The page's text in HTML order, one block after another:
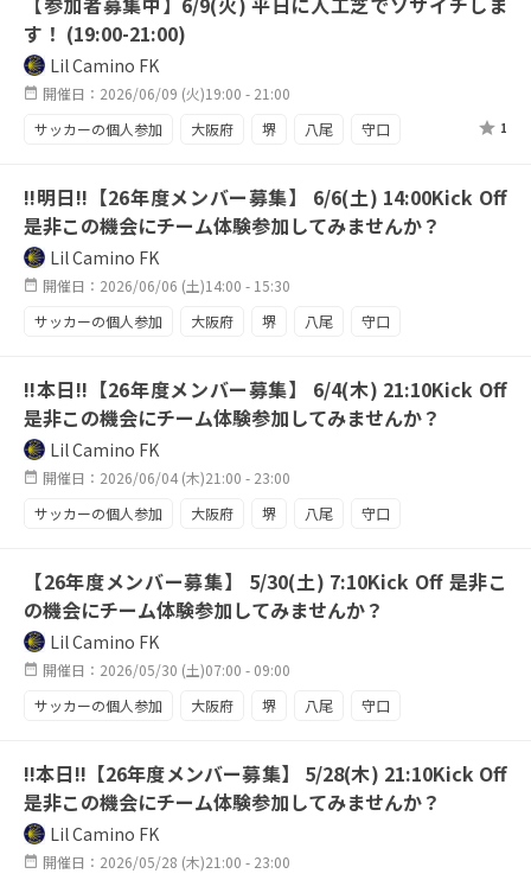
FW大募集 良質な人工芝
す！ (19:00-21:00)
Lil Camino FK
開催日：2026/06/09 (火)19:00 - 21:00
サッカーの個人参加
大阪府 堺 八尾
守口
平日からハードに
メンバー募集中
週四活動
ソサイチ
人工芝
スタジアム
鶴見緑地
1
!!明日!!【26年度メンバー募集】 6/6(土) 14:00Kick Off
是非この機会にチーム体験参加してみませんか？
Lil Camino FK
開催日：2026/06/06 (土)14:00 - 15:30
サッカーの個人参加
大阪府 堺 八尾
守口
ナイター練習
駅近 レギュラー奪取
チーム強化中
攻撃陣が欲しい
祝日もサッカー 来季に向けて
!!本日!!【26年度メンバー募集】 6/4(木) 21:10Kick Off
是非この機会にチーム体験参加してみませんか？
Lil Camino FK
開催日：2026/06/04 (木)21:00 - 23:00
サッカーの個人参加
大阪府 堺 八尾
守口
ナイター練習
駅近 レギュラー奪取
チーム強化中
攻撃陣が欲しい
祝日もサッカー
【26年度メンバー募集】 5/30(土) 7:10Kick Off 是非こ
の機会にチーム体験参加してみませんか？
Lil Camino FK
開催日：2026/05/30 (土)07:00 - 09:00
サッカーの個人参加
大阪府 堺 八尾
守口
!!本日!!【26年度メンバー募集】 5/28(木) 21:10Kick Off
是非この機会にチーム体験参加してみませんか？
Lil Camino FK
開催日：2026/05/28 (木)21:00 - 23:00